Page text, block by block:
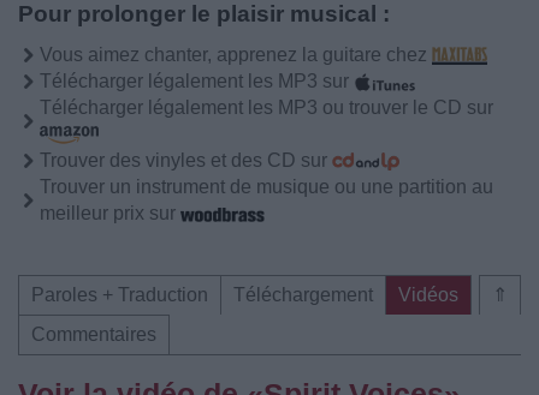
Pour prolonger le plaisir musical :
Vous aimez chanter, apprenez la guitare chez
Télécharger légalement les MP3 sur
Télécharger légalement les MP3 ou trouver le CD sur
Trouver des vinyles et des CD sur
Trouver un instrument de musique ou une partition au
meilleur prix sur
⇑
Paroles + Traduction Téléchargement
Vidéos
Commentaires